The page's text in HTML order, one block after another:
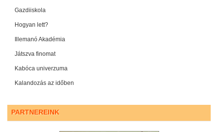
Gazdiiskola
Hogyan lett?
Illemanó Akadémia
Játszva finomat
Kabóca univerzuma
Kalandozás az időben
PARTNEREINK